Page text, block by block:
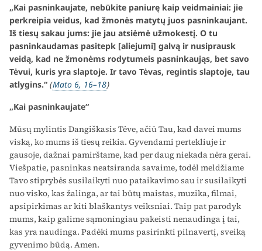
„Kai pasninkaujate, nebūkite paniurę kaip veidmainiai: jie
perkreipia veidus, kad žmonės matytų juos pasninkaujant.
Iš tiesų sakau jums: jie jau atsiėmė užmokestį. O tu
pasninkaudamas pasitepk [aliejumi] galvą ir nusiprausk
veidą, kad ne žmonėms rodytumeis pasninkaująs, bet savo
Tėvui, kuris yra slaptoje. Ir tavo Tėvas, regintis slaptoje, tau
atlygins.“ (Mato 6, 16–18)
„Kai pasninkaujate“
Mūsų mylintis Dangiškasis Tėve, ačiū Tau, kad davei mums
viską, ko mums iš tiesų reikia. Gyvendami pertekliuje ir
gausoje, dažnai pamirštame, kad per daug niekada nėra gerai.
Viešpatie, pasninkas neatsiranda savaime, todėl meldžiame
Tavo stiprybės susilaikyti nuo pataikavimo sau ir susilaikyti
nuo visko, kas žalinga, ar tai būtų maistas, muzika, filmai,
apsipirkimas ar kiti blaškantys veiksniai. Taip pat parodyk
mums, kaip galime sąmoningiau pakeisti nenaudinga į tai,
kas yra naudinga. Padėki mums pasirinkti pilnavertį, sveiką
gyvenimo būdą. Amen.